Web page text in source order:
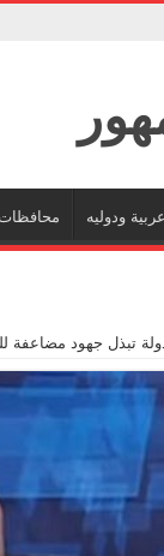
ودوليه
تبذل جهود مضاعفة